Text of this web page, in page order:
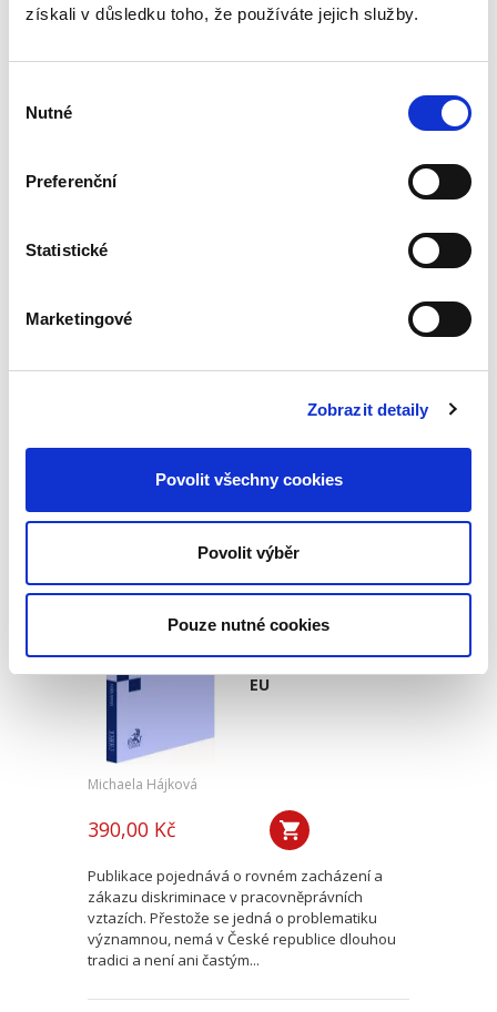
získali v důsledku toho, že používáte jejich služby.
souhlasu
Nutné
Preferenční
Statistické
Marketingové
Zobrazit detaily
Povolit všechny cookies
Povolit výběr
Pouze nutné cookies
celkem devatenáct autorů vedených Ing.
Vojtěch Příkopa
350,00 Kč
Publikace se věnuje restituční problematice v
mají restituenti nárok, není-li možné navrátit jim
Zákaz diskriminace
pracovněprávních
vybraných zemích
EU
Michaela Hájková
390,00 Kč
Publikace pojednává o rovném zacházení a
zákazu diskriminace v pracovněprávních
vztazích. Přestože se jedná o problematiku
významnou, nemá v České republice dlouhou
tradici a není ani častým...